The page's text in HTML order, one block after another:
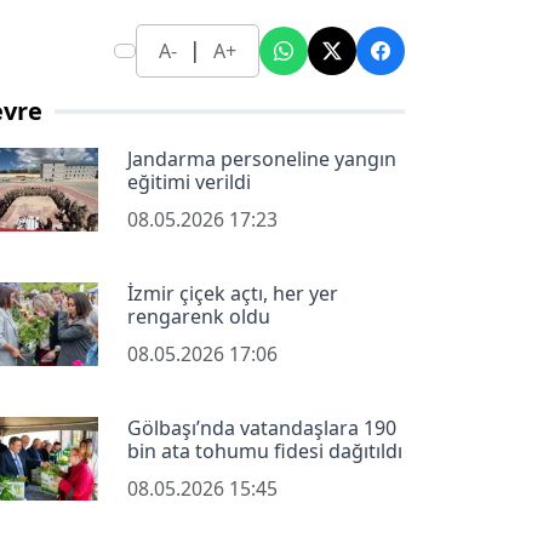
A- | A+
Jandarma personeline yangın
eğitimi verildi
08.05.2026 17:23
İzmir çiçek açtı, her yer
rengarenk oldu
08.05.2026 17:06
Gölbaşı’nda vatandaşlara 190
bin ata tohumu fidesi dağıtıldı
08.05.2026 15:45